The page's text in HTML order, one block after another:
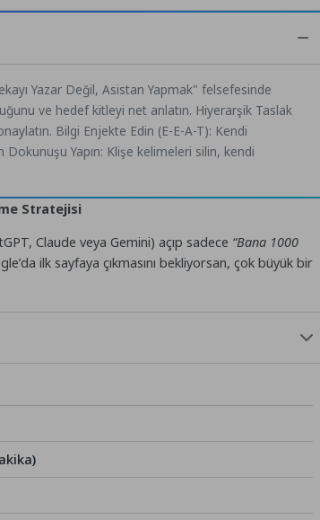
Yazar Değil, Asistan Yapmak" felsefesinde
ve hedef kitleyi net anlatın. Hiyerarşik Taslak
Bilgi Enjekte Edin (E-E-A-T): Kendi
Yapın: Klişe kelimeleri silin, kendi
Stratejisi
Claude veya Gemini) açıp sadece “Bana 1000
ilk sayfaya çıkmasını bekliyorsan, çok büyük bir